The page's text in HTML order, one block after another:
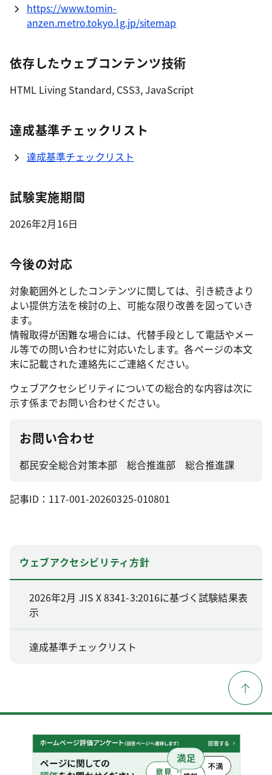
https://www.tomin-
anzen.metro.tokyo.lg.jp/sitemap
依存したウェブコンテンツ技術
HTML Living Standard, CSS3, JavaScript
達成基準チェックリスト
達成基準チェックリスト
試験実施期間
2026年2月16日
今後の対応
対象範囲外としたコンテンツに関しては、引き続きより
よい提供方法を検討の上、可能な限り改善を図っていき
ます。
情報取得が困難な場合には、代替手段として電話やメー
ル等での問い合わせに対応いたします。各ページの本文
末に記載された連絡先にご連絡ください。
ウェブアクセシビリティについての総合的な内容は次に
示す係までお問い合わせください。
お問い合わせ
都民安全総合対策本部 総合推進部 総合推進課
記事ID：117-001-20260325-010801
ウェブアクセシビリティ方針
2026年2月 JIS X 8341-3:2016に基づく試験結果表
示
達成基準チェックリスト